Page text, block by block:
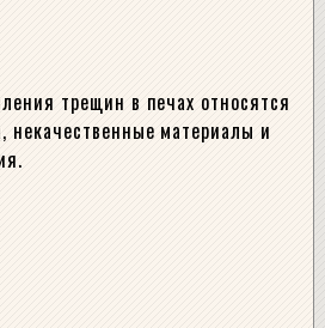
трещин в печах относятся
некачественные материалы и